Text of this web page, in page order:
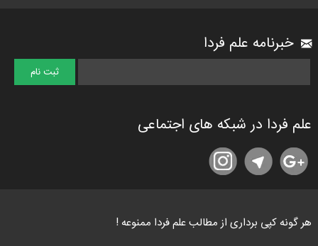
خبرنامه علم فردا
علم فردا در شبکه های اجتماعی
هر گونه کپی برداری از مطالب علم فردا ممنوعه !